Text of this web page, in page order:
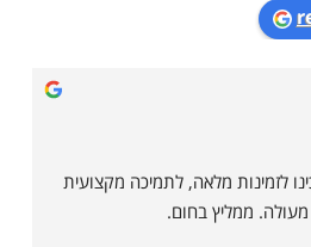
ממליץ בחום.